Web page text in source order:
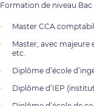
Formation de niveau Bac
Master CCA
Master, avec
etc.
Diplôme d’école
Diplôme d’IEP